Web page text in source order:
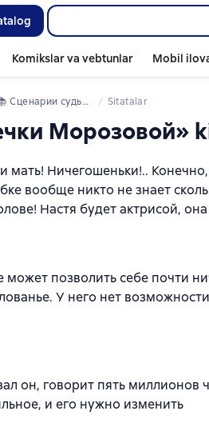
Komikslar va vebtunlar Mobil
Сценарии судьбы Тонечки Морозовой Sitatalar
Морозовой»
Ничегошеньки!..
вообще никто не знает
Настя будет актрисой,
позволить себе почти
У него нет
он, говорит пять миллионов
и его нужно изменить